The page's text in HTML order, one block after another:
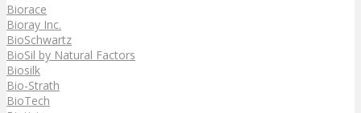
Biorace
Bioray Inc.
BioSchwartz
BioSil by Natural Factors
Biosilk
Bio-Strath
BioTech